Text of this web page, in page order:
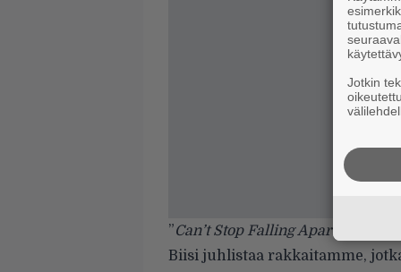
”Can’t Stop Falling Apart
Biisi juhlistaa rakkaitamme,
Jotkin